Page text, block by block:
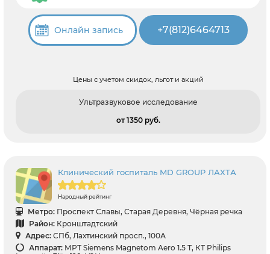
Онлайн запись +7(812)6464713
Цены с учетом скидок, льгот и акций
Ультразвуковое исследование
от 1350 pуб.
Клинический госпиталь MD GROUP ЛАХТА
Народный рейтинг
Метро: Проспект Славы, Старая Деревня, Чёрная речка
Район: Кронштадтский
Адрес: СПб, Лахтинский просп., 100А
Аппарат: МРТ Siemens Magnetom Aero 1.5 Т, КТ Philips